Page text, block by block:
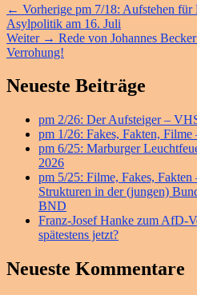
Beitragsnavigation
← Vorherige Vorheriger
Beitrag:
pm 7/18: Aufstehen
Asylpolitik am 16. Juli
Weiter → Nächster
Beitrag:
Rede von Johannes
Verrohung!
Primärer
Widget-
Bereich
Neueste Beiträge
pm 2/26: Der Aufsteiger –
pm 1/26: Fakes, Fakten,
pm 6/25: Marburger
2026
pm 5/25: Filme, Fakes,
Strukturen in der (jungen)
BND
Franz-Josef Hanke zum AfD-
spätestens jetzt?
Neueste Kommentare